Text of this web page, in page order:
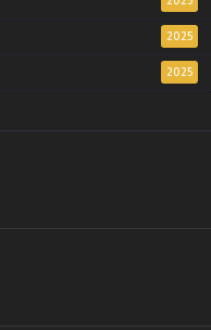
2025
2025